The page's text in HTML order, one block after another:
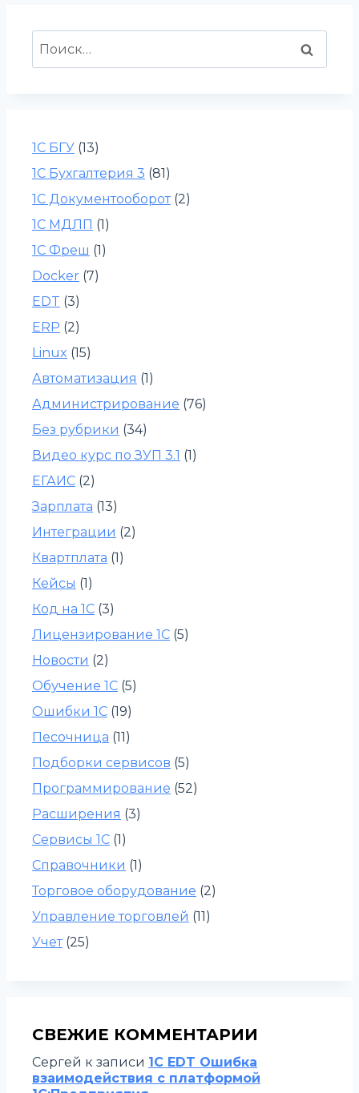
Найти:
1С БГУ (13)
1С Бухгалтерия 3 (81)
1С Документооборот(2)
1С МДЛП (1)
1С Фреш (1)
Docker (7)
EDT (3)
ERP (2)
Linux (15)
Автоматизация (1)
Администрирование (76)
Без рубрики (34)
Видео курс по ЗУП 3.1 (1)
ЕГАИС (2)
Зарплата (13)
Интеграции (2)
Квартплата (1)
Кейсы (1)
Код на 1С (3)
Лицензирование 1С (5)
Новости (2)
Обучение 1С (5)
Ошибки 1С (19)
Песочница (11)
Подборки сервисов (5)
Программирование (52)
Расширения (3)
Сервисы 1С (1)
Справочники (1)
Торговое оборудование (2)
Управление торговлей (11)
Учет(25)
СВЕЖИЕ КОММЕНТАРИИ
Сергей к записи 1C EDT Ошибка
взаимодействия с платформой